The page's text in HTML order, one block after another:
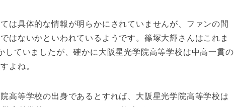
は具体的な情報が明らかにされていませんが、ファンの間
はないかといわれているようです。篠塚大輝さんはこれま
していましたが、確かに大阪星光学院高等学校は中高一貫の
よね。
高等学校の出身であるとすれば、大阪星光学院高等学校は